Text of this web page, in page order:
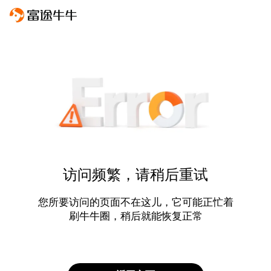
访问频繁，请稍后重试
您所要访问的页面不在这儿，它可能正忙着
刷牛牛圈，稍后就能恢复正常